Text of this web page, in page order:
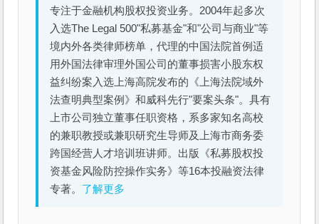
专注于金融机构股权投资业务。2004年起多次
入选The Legal 500"私募基金"和"公司与商业"等
境内外各类律师榜单，代理的中国法院首例适
用外国法律审理外国公司的董事损害小股东权
益纠纷案入选上海高院发布的《上海法院域外
法查明典型案例》和威科先行"要案头条"。具有
上市公司独立董事任职资格，系多家知名高校
的兼职教授或兼职研究生导师及上海市商务委
跨国经营人才培训班讲师。出版《私募股权投
资基金风险防控操作实务》等16本投融资法律
专著。 了解更多